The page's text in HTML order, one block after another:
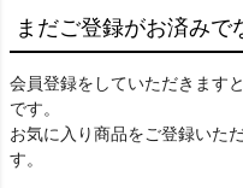
まだご登録がお済みで
会員登録をしていただきます
です。
お気に入り商品をご登録いた
す。